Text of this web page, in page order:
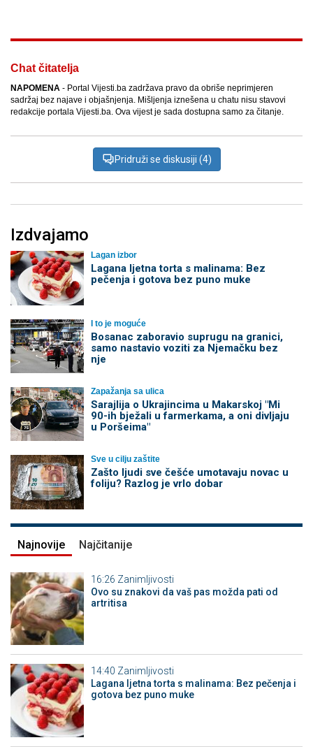
Chat čitatelja
NAPOMENA - Portal Vijesti.ba zadržava pravo da obriše neprimjeren
sadržaj bez najave i objašnjenja. Mišljenja iznešena u chatu nisu stavovi
redakcije portala Vijesti.ba. Ova vijest je sada dostupna samo za čitanje.
Pridruži se diskusiji (4)
Izdvajamo
Lagan izbor
Lagana ljetna torta s malinama: Bez
pečenja i gotova bez puno muke
I to je moguće
Bosanac zaboravio suprugu na granici,
samo nastavio voziti za Njemačku bez
nje
Zapažanja sa ulica
Sarajlija o Ukrajincima u Makarskoj "Mi
90-ih bježali u farmerkama, a oni divljaju
u Poršeima"
Sve u cilju zaštite
Zašto ljudi sve češće umotavaju novac u
foliju? Razlog je vrlo dobar
Najnovije Najčitanije
16:26 Zanimljivosti
Ovo su znakovi da vaš pas možda pati od
artritisa
14:40 Zanimljivosti
Lagana ljetna torta s malinama: Bez pečenja i
gotova bez puno muke